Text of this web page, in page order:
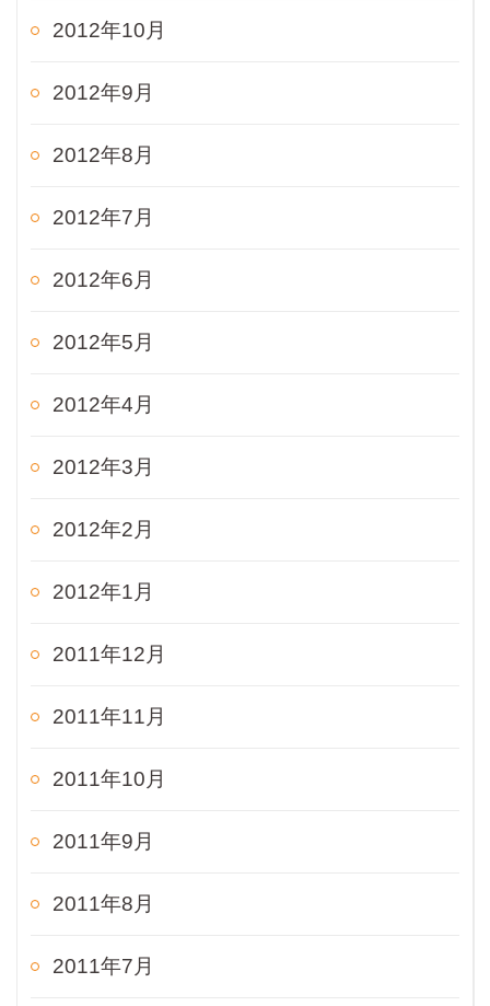
2012年10月
2012年9月
2012年8月
2012年7月
2012年6月
2012年5月
2012年4月
2012年3月
2012年2月
2012年1月
2011年12月
2011年11月
2011年10月
2011年9月
2011年8月
2011年7月